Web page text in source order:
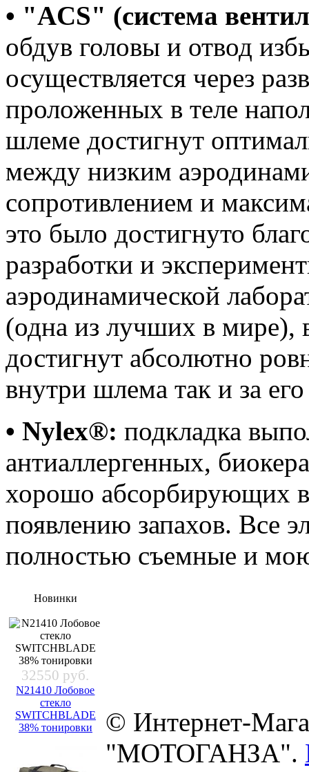
• "ACS" (система
обдув головы и отвод
осуществляется через
проложенных в теле
шлеме достигнут
между низким
сопротивлением и
это было достигнуто
разработки и
аэродинамической
(одна из лучших в мире),
достигнут абсолютно
внутри шлема так и за
• Nylex®: подкладка
антиаллергенных,
хорошо абсорбирующих
появлению запахов. Все
полностью съемные и
Новинки
32550 руб.
N21410 Лобовое
стекло
SWITCHBLADE
38% тонировки
© Интернет-
"МОТОГАНЗА".